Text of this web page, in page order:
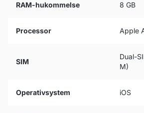
RAM-hukommelse 8 GB
Processor Apple
SIM
Dual-
M)
Operativsystem iOS